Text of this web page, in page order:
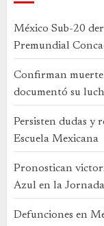
México Sub-20
Premundial
Confirman muerte
documentó su
Persisten dudas y
Escuela Mexicana
Pronostican
Azul en la
Defunciones en